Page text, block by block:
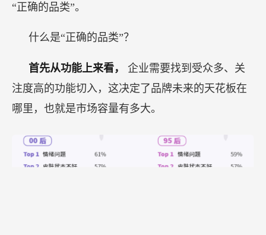
“正确的品类”。
什么是“正确的品类”？
首先从功能上来看， 企业需要找到受众多、关
注度高的功能切入，这决定了品牌未来的天花板在
哪里，也就是市场容量有多大。